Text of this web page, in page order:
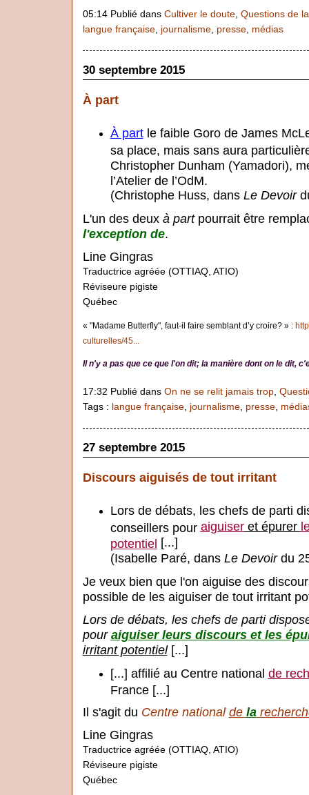
05:14 Publié dans Cultiver le doute, Questions de
langue française, journalisme, presse, médias
30 septembre 2015
À part
À partle faible Goro de James
sa place, mais sans aura
Christopher Dunham (Yamadori),
l’Atelier de l’OdM.
(Christophe Huss, dans Le Devoir
L'un des deux à partpourrait être
l'exception de.
Line Gingras
Traductrice agréée (OTTIAQ, ATIO)
Réviseure pigiste
Québec
« "Madame Butterfly", faut-il faire semblant d’y croire? » :
culturelles/45...
Il n'y a pas que ce que l'on dit; la manière dont on le dit,
17:32 Publié dans On ne se relit jamais trop,
Tags : langue française, journalisme, presse,
27 septembre 2015
Discours aiguisés de tout irritant
Lors de débats, les chefs de parti
conseillers pour aiguiseret épurer
potentiel [...]
(Isabelle Paré, dans Le Devoirdu
Je veux bien que l'on aiguise des
possible de les aiguiser de tout irritant
Lors de débats, les chefs de parti
pour aiguiser leurs discours et les
irritant potentiel[...]
[...] affilié au Centre national de
France [...]
Il s'agit du Centre national de la
Line Gingras
Traductrice agréée (OTTIAQ, ATIO)
Réviseure pigiste
Québec